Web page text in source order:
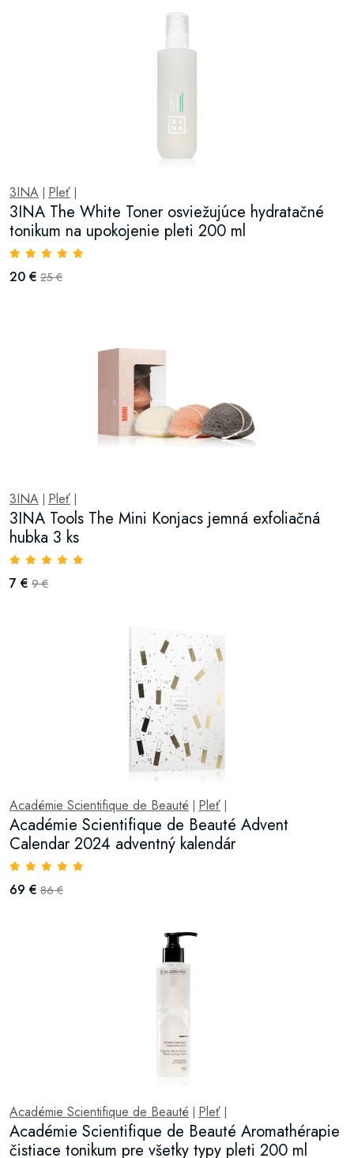
3INA Pleť
3INA The White Toner osviežujúce hydratačné
tonikum na upokojenie pleti 200 ml
20 € 25 €
3INA Pleť
3INA Tools The Mini Konjacs jemná exfoliačná
hubka 3 ks
7 € 9 €
Académie Scientifique de Beauté Pleť
Académie Scientifique de Beauté Advent
Calendar 2024 adventný kalendár
69 € 86 €
Académie Scientifique de Beauté Pleť
Académie Scientifique de Beauté Aromathérapie
čistiace tonikum pre všetky typy pleti 200 ml